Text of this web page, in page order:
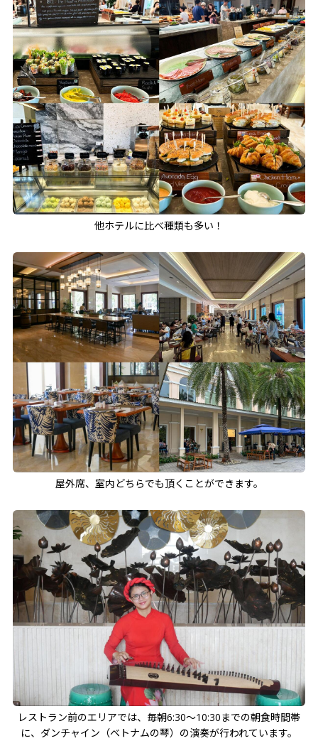
他ホテルに比べ種類も多い！
屋外席、室内どちらでも頂くことができます。
レストラン前のエリアでは、毎朝6:30〜10:30までの朝食時間帯
に、ダンチャイン（ベトナムの琴）の演奏が行われています。